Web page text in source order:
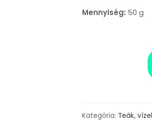
Mennyiség: 50 g
Kategória: Teák,